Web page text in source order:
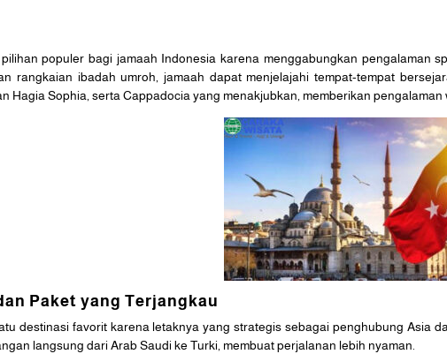
populer bagi jamaah Indonesia karena menggabungkan pengalaman
rangkaian ibadah umroh, jamaah dapat menjelajahi tempat-tempat
Hagia Sophia, serta Cappadocia yang menakjubkan, memberikan
Paket yang Terjangkau
destinasi favorit karena letaknya yang strategis sebagai penghubung Asia
langsung dari Arab Saudi ke Turki, membuat perjalanan lebih nyaman.